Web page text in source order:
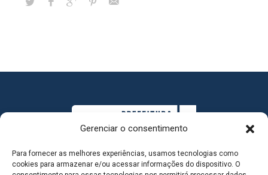
Gerenciar o consentimento
Para fornecer as melhores experiências, usamos tecnologias como
cookies para armazenar e/ou acessar informações do dispositivo. O